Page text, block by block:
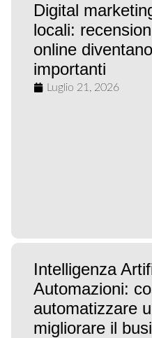
Digital
locali:
online
importanti
Luglio 21, 2026
Intelligenza
Automazioni:
automatizzare
migliorare il